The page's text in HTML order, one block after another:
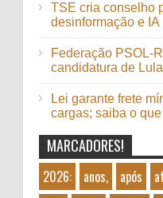
TSE cria conselho
desinformação e
Federação PSOL-
candidatura de
Lei garante frete
cargas; saiba o
MARCADORES!
2026: anos, após